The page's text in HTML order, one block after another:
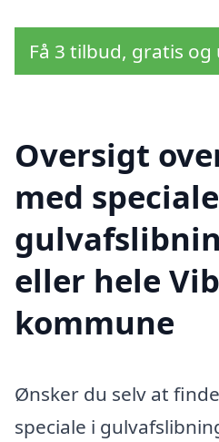
Få 3 tilbud, gratis
Oversigt
med
eller hele
kommune
Ønsker du selv at
speciale i